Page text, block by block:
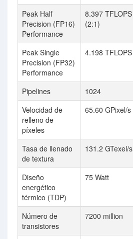
Peak Half
Precision (FP16)
Performance
8.397 TFLOPS
(2:1)
Peak Single
Precision (FP32)
Performance
4.198 TFLOPS
Pipelines 1024
Velocidad de
relleno de
píxeles
65.60 GPixel/s
Tasa de llenado
de textura
131.2 GTexel/s
Diseño
energético
térmico (TDP)
75 Watt
Número de
transistores
7200 million